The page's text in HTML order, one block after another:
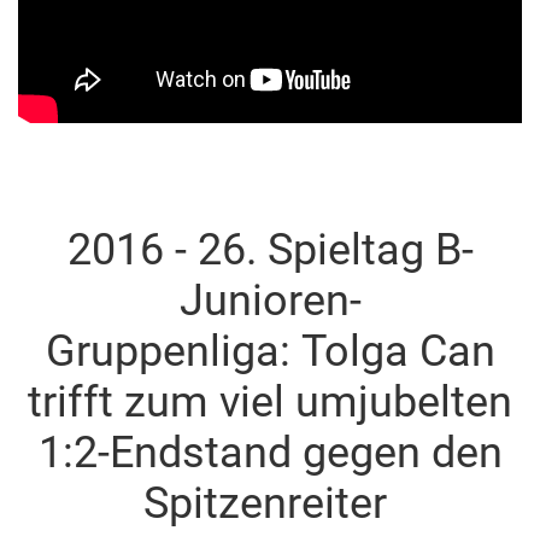
2016 - 26. Spieltag B-
Junioren-
Gruppenliga: Tolga Can
trifft zum viel umjubelten
1:2-Endstand gegen den
Spitzenreiter